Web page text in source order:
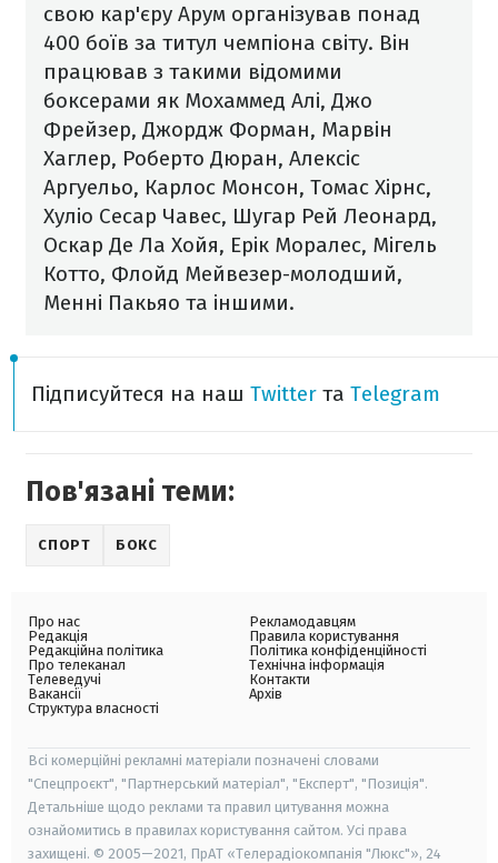
свою кар'єру Арум організував понад
400 боїв за титул чемпіона світу. Він
працював з такими відомими
боксерами як Мохаммед Алі, Джо
Фрейзер, Джордж Форман, Марвін
Хаглер, Роберто Дюран, Алексіс
Аргуельо, Карлос Монсон, Томас Хірнс,
Хуліо Сесар Чавес, Шугар Рей Леонард,
Оскар Де Ла Хойя, Ерік Моралес, Мігель
Котто, Флойд Мейвезер-молодший,
Менні Пакьяо та іншими.
Підписуйтеся на наш Twitter та Telegram
Пов'язані теми:
СПОРТ БОКС
Про нас
Редакція
Редакційна політика
Про телеканал
Телеведучі
Вакансії
Структура власності
Рекламодавцям
Правила користування
Політика конфіденційності
Технічна інформація
Контакти
Архів
Всі комерційні рекламні матеріали позначені словами
"Спецпроєкт", "Партнерський матеріал", "Експерт", "Позиція".
Детальніше щодо реклами та правил цитування можна
ознайомитись в правилах користування сайтом. Усі права
захищені. © 2005—2021, ПрАТ «Телерадіокомпанія "Люкс"», 24